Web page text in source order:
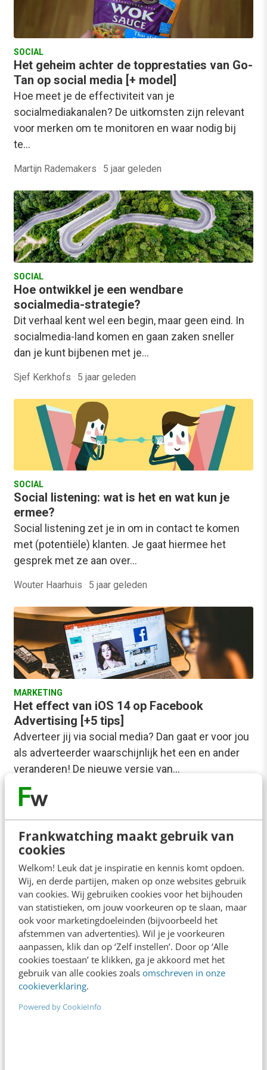
Frankwatching maakt gebruik van
cookies
Welkom! Leuk dat je inspiratie en kennis komt opdoen.
Wij, en derde partijen, maken op onze websites gebruik
van cookies. Wij gebruiken cookies voor het bijhouden
van statistieken, om jouw voorkeuren op te slaan, maar
ook voor marketingdoeleinden (bijvoorbeeld het
afstemmen van advertenties). Wil je je voorkeuren
aanpassen, klik dan op ‘Zelf instellen’. Door op ‘Alle
cookies toestaan’ te klikken, ga je akkoord met het
gebruik van alle cookies zoals omschreven in onze
cookieverklaring.
Powered by CookieInfo
SOCIAL
Het geheim achter de topprestaties van Go-
Tan op social media [+ model]
Hoe meet je de effectiviteit van je
socialmediakanalen? De uitkomsten zijn relevant
voor merken om te monitoren en waar nodig bij
te…
Martijn Rademakers · 5 jaar geleden
SOCIAL
Hoe ontwikkel je een wendbare
socialmedia-strategie?
Dit verhaal kent wel een begin, maar geen eind. In
socialmedia-land komen en gaan zaken sneller
dan je kunt bijbenen met je…
Sjef Kerkhofs · 5 jaar geleden
SOCIAL
Social listening: wat is het en wat kun je
ermee?
Social listening zet je in om in contact te komen
met (potentiële) klanten. Je gaat hiermee het
gesprek met ze aan over…
Wouter Haarhuis · 5 jaar geleden
MARKETING
Het effect van iOS 14 op Facebook
Advertising [+5 tips]
Adverteer jij via social media? Dan gaat er voor jou
als adverteerder waarschijnlijk het een en ander
veranderen! De nieuwe versie van…
Pieter van der Heijden
MARKETING
Het einde van Facebook adverteren? Wat je
moet weten over de Apple iOS 14-update
Het is onrustig in advertentieland. De reden? De
iOS 14-update van Apple. Als je gebruikmaakt van
advertenties op Facebook of Instagram, dan…
Gijs Dellemijn 6 jaar geleden